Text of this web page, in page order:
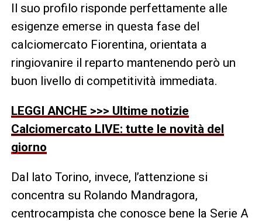
Il suo profilo risponde perfettamente alle
esigenze emerse in questa fase del
calciomercato Fiorentina, orientata a
ringiovanire il reparto mantenendo però un
buon livello di competitività immediata.
LEGGI ANCHE >>> Ultime notizie
Calciomercato LIVE: tutte le novità del
giorno
Dal lato Torino, invece, l’attenzione si
concentra su Rolando Mandragora,
centrocampista che conosce bene la Serie A